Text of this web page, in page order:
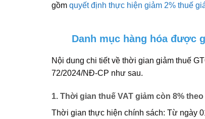
gồm quyết định thực hiện giảm 2% thuế
Danh mục hàng hóa được
Nội dung chi tiết về thời gian giảm thuế
72/2024/NĐ-CP như sau.
1. Thời gian thuế VAT giảm còn 8%
Thời gian thực hiện chính sách: Từ ngày